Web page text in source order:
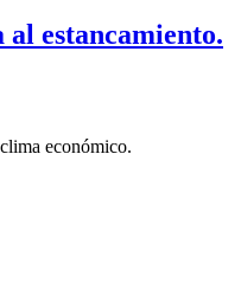
estancamiento.
económico.